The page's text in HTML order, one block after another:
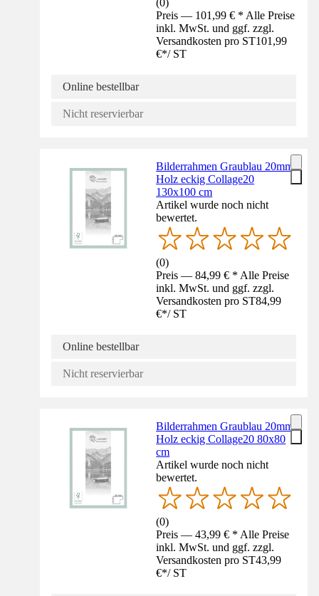
Preis — 101,99 € * Alle Preise
inkl. MwSt. und ggf. zzgl.
Versandkosten pro ST101,99
€*/ ST
Online bestellbar
Nicht reservierbar
Bilderrahmen Graublau 20mm
Holz eckig Collage20
130x100 cm
Artikel wurde noch nicht
bewertet.
(0)
Preis — 84,99 € * Alle Preise
inkl. MwSt. und ggf. zzgl.
Versandkosten pro ST84,99
€*/ ST
Online bestellbar
Nicht reservierbar
Bilderrahmen Graublau 20mm
Holz eckig Collage20 80x80
cm
Artikel wurde noch nicht
bewertet.
(0)
Preis — 43,99 € * Alle Preise
inkl. MwSt. und ggf. zzgl.
Versandkosten pro ST43,99
€*/ ST